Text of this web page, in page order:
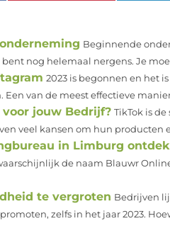
Beginnende
nog helemaal nergens. Je
2023 is begonnen en het
van de meest effectieve
jouw Bedrijf? TikTok is
veel kansen om hun producten
in Limburg
de naam Blauwr
te vergroten Bedrijven
zelfs in het jaar 2023.